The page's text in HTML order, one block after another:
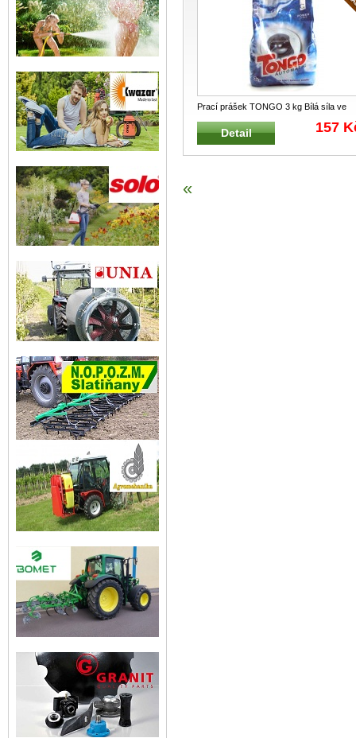
Prací prášek TONGO 3 kg Bílá síla ve
vaší pračce s aktivací již od 40 ...
Detail 157
«